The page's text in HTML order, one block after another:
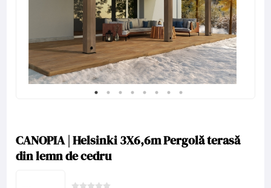
CANOPIA | Helsinki 3X6,6m Pergolă terasă
din lemn de cedru